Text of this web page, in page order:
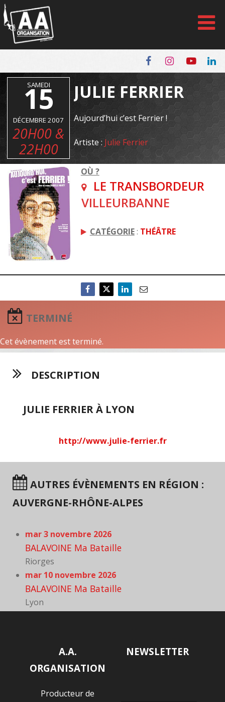
Panneau de gestion des cookies
SAMEDI
15
DÉCEMBRE 2007
20H00 &
22H00
JULIE FERRIER
Aujourd’hui c’est Ferrier !
Artiste : Julie Ferrier
OÙ ?
LE TRANSBORDEUR
VILLEURBANNE
CATÉGORIE: THÉÂTRE
TERMINÉ
Cet évènement est terminé.
DESCRIPTION
JULIE FERRIER À LYON
http://www.julie-ferrier.fr
AUTRES ÉVÈNEMENTS EN RÉGION :
AUVERGNE-RHÔNE-ALPES
mar 3 novembre 2026
BALAVOINE Ma Bataille
Riorges
mar 10 novembre 2026
BALAVOINE Ma Bataille
Lyon
A.A.
ORGANISATION
Producteur de
NEWSLETTER